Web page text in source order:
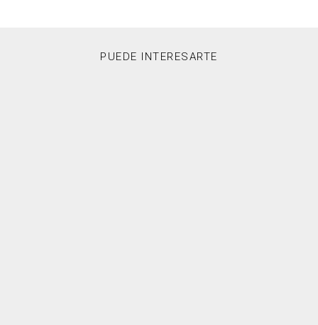
PUEDE INTERESARTE